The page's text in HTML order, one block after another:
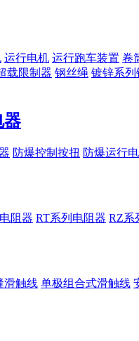
运行电机 运行跑车装置 卷
载限制器 钢丝绳 镀锌系列
器
防爆控制按扭 防爆运行
阻器 RT系列电阻器 RZ系
滑触线 单极组合式滑触线